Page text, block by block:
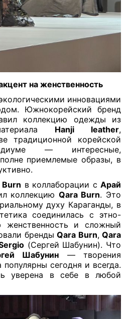
на женственность
инновациями
Южнокорейский бренд
коллекцию одежды из
Hanji leather,
традиционной корейской
— интересные,
приемлемые образы, в
Burn в коллаборации с Арай
коллекцию Qara Burn. Это
духу Караганды, в
соединилась с этно-
женственность и сложный
брендыQara Burn,Qara
(Сергей Шабунин). Что
Шабунин — творения
сегодня и всегда.
уверена в себе в любой